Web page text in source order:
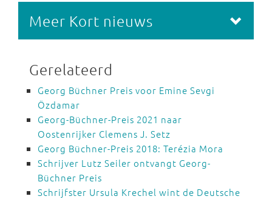
Meer Kort nieuws
Gerelateerd
Georg Büchner Preis voor Emine Sevgi
Özdamar
Georg-Büchner-Preis 2021 naar
Oostenrijker Clemens J. Setz
Georg Büchner-Preis 2018: Terézia Mora
Schrijver Lutz Seiler ontvangt Georg-
Büchner Preis
Schrijfster Ursula Krechel wint de Deutsche